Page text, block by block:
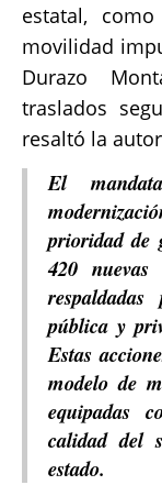
estatal,
movilidad
Durazo
traslados
resaltó la
El
prioridad de
420 nuevas
pública y
Estas
modelo de
equipadas
calidad del
estado.